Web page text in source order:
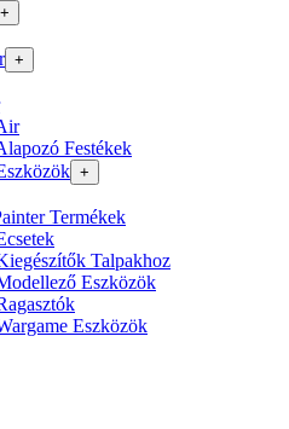
+
+
Festékek
+
Termékek
Talpakhoz
Eszközök
Eszközök